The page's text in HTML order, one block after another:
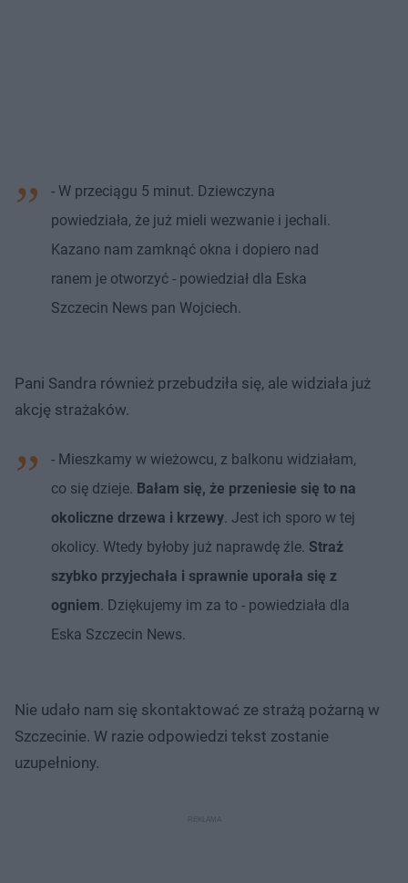
- W przeciągu 5 minut. Dziewczyna
powiedziała, że już mieli wezwanie i jechali.
Kazano nam zamknąć okna i dopiero nad
ranem je otworzyć - powiedział dla Eska
Szczecin News pan Wojciech.
Pani Sandra również przebudziła się, ale widziała już
akcję strażaków.
- Mieszkamy w wieżowcu, z balkonu widziałam,
co się dzieje. Bałam się, że przeniesie się to na
okoliczne drzewa i krzewy. Jest ich sporo w tej
okolicy. Wtedy byłoby już naprawdę źle. Straż
szybko przyjechała i sprawnie uporała się z
ogniem. Dziękujemy im za to - powiedziała dla
Eska Szczecin News.
Nie udało nam się skontaktować ze strażą pożarną w
Szczecinie. W razie odpowiedzi tekst zostanie
uzupełniony.